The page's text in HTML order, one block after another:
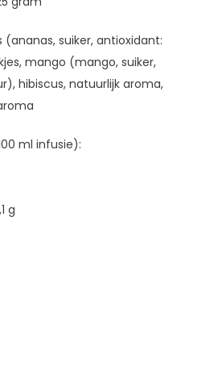
(ananas, suiker, antioxidant:
mango (mango, suiker,
hibiscus, natuurlijk aroma,
ml infusie):
g